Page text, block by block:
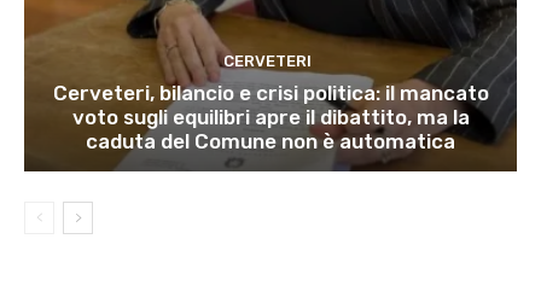
CERVETERI
Cerveteri, bilancio e crisi politica: il mancato
voto sugli equilibri apre il dibattito, ma la
caduta del Comune non è automatica